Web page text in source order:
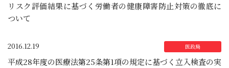
リスク評価結果に基づく労働者の健康障害防止対策の徹底に
ついて
2016.12.19
平成28年度の医療法第25条第1項の規定に基づく立入検査の実